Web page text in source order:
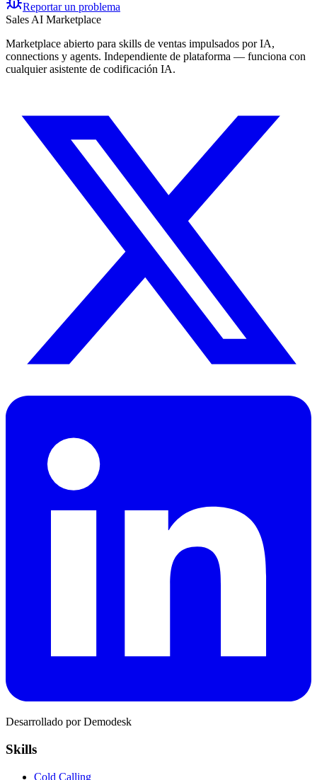
Reportar un problema
Sales AI Marketplace
Marketplace abierto para skills de ventas impulsados por IA,
connections y agents. Independiente de plataforma — funciona con
cualquier asistente de codificación IA.
Desarrollado por Demodesk
Skills
Cold Calling